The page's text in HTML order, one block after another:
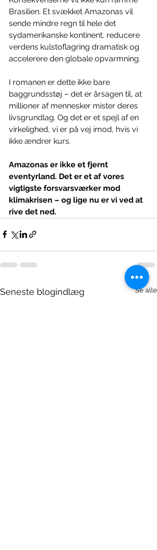
Brasilien. Et svækket Amazonas vil
sende mindre regn til hele det
sydamerikanske kontinent, reducere
verdens kulstoflagring dramatisk og
accelerere den globale opvarmning.
I romanen er dette ikke bare
baggrundsstøj – det er årsagen til, at
millioner af mennesker mister deres
livsgrundlag. Og det er et spejl af en
virkelighed, vi er på vej imod, hvis vi
ikke ændrer kurs.
Amazonas er ikke et fjernt
eventyrland. Det er et af vores
vigtigste forsvarsværker mod
klimakrisen – og lige nu er vi ved at
rive det ned.
Seneste blogindlæg Se alle